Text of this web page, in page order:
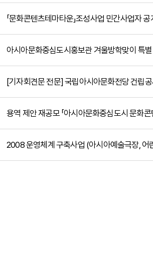
「문화콘텐츠테마타운」조성사업 민간사업자
아시아문화중심도시홍보관 겨울방학맞이 특
[기자회견문 전문] 국립아시아문화전당 건립
용역 제안 재공모 「아시아문화중심도시 문화
2008 운영체계 구축사업 (아시아예술극장, 어